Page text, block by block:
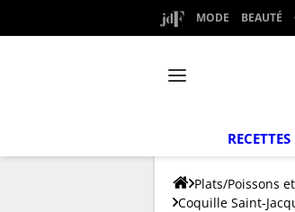
MODE BEAUTÉ
RECETTES
Plats/Poissons
Coquille Saint-